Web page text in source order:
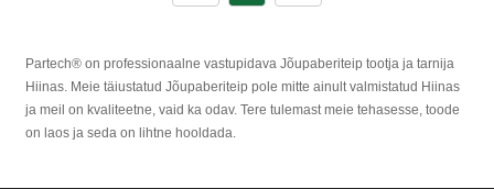
Partech® on professionaalne vastupidava Jõupaberiteip tootja ja tarnija
Hiinas. Meie täiustatud Jõupaberiteip pole mitte ainult valmistatud Hiinas
ja meil on kvaliteetne, vaid ka odav. Tere tulemast meie tehasesse, toode
on laos ja seda on lihtne hooldada.